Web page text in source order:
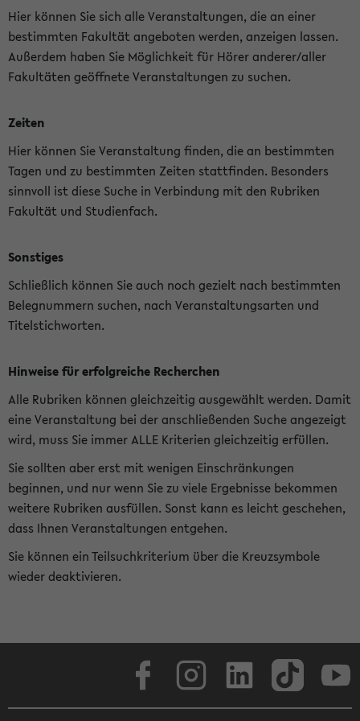
Hier können Sie sich alle Veranstaltungen, die an einer
bestimmten Fakultät angeboten werden, anzeigen lassen.
Außerdem haben Sie Möglichkeit für Hörer anderer/aller
Fakultäten geöffnete Veranstaltungen zu suchen.
Zeiten
Hier können Sie Veranstaltung finden, die an bestimmten
Tagen und zu bestimmten Zeiten stattfinden. Besonders
sinnvoll ist diese Suche in Verbindung mit den Rubriken
Fakultät und Studienfach.
Sonstiges
Schließlich können Sie auch noch gezielt nach bestimmten
Belegnummern suchen, nach Veranstaltungsarten und
Titelstichworten.
Hinweise für erfolgreiche Recherchen
Alle Rubriken können gleichzeitig ausgewählt werden. Damit
eine Veranstaltung bei der anschließenden Suche angezeigt
wird, muss Sie immer ALLE Kriterien gleichzeitig erfüllen.
Sie sollten aber erst mit wenigen Einschränkungen
beginnen, und nur wenn Sie zu viele Ergebnisse bekommen
weitere Rubriken ausfüllen. Sonst kann es leicht geschehen,
dass Ihnen Veranstaltungen entgehen.
Sie können ein Teilsuchkriterium über die Kreuzsymbole
wieder deaktivieren.